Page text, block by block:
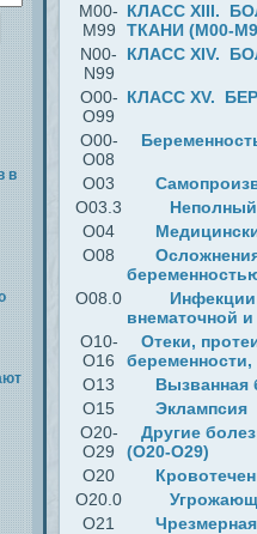
в
M00-
M99
КЛАСС XIII.
ТКАНИ (M00-
N00-
N99
КЛАСС XIV.
O00-
O99
КЛАСС XV.
O00-
O08
O03
O03.3
O04
O08
O08.0
внематочной
O10-
O16
Отеки,
O13
Вызванная
O15
Эклампсия
O20-
O29
Другие
(О20-О29)
O20
O20.0
O21